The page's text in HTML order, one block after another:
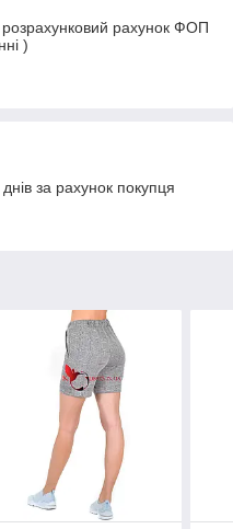
рахунок ФОП
)
за рахунок покупця